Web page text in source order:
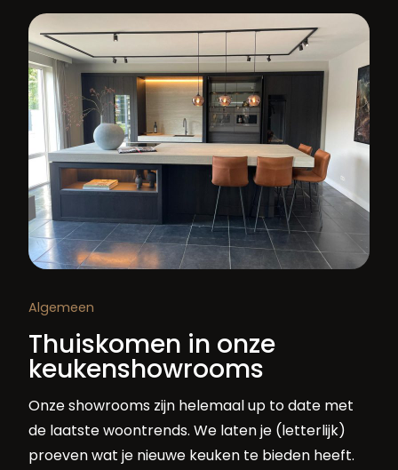
Algemeen
Thuiskomen in onze
keukenshowrooms
Onze showrooms zijn helemaal up to date met
de laatste woontrends. We laten je (letterlijk)
proeven wat je nieuwe keuken te bieden heeft.